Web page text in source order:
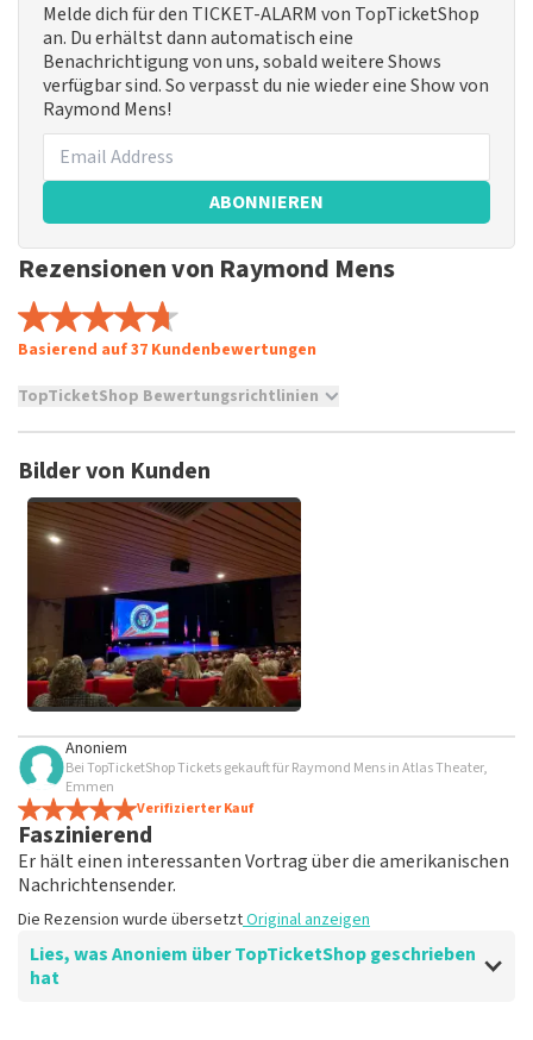
Melde dich für den TICKET-ALARM von TopTicketShop
an. Du erhältst dann automatisch eine
Benachrichtigung von uns, sobald weitere Shows
verfügbar sind. So verpasst du nie wieder eine Show von
Raymond Mens!
ABONNIEREN
Rezensionen von Raymond Mens
Basierend auf 37 Kundenbewertungen
TopTicketShop Bewertungsrichtlinien
Es ist nicht möglich, eine Bewertung abzugeben, wenn du
beleidigender Sprache und/oder falschen Angaben werden
nicht veröffentlicht. Es kann einige Wochen dauern, bis eine
Bewertung veröffentlicht wird.
Bilder von Kunden
anzeigen
Anoniem
Bei TopTicketShop Tickets gekauft für Raymond Mens in Atlas Theater,
Emmen
Verifizierter Kauf
Faszinierend
Er hält einen interessanten Vortrag über die amerikanischen
Nachrichtensender.
Die Rezension wurde übersetztOriginal anzeigen
Lies, was Anoniem über TopTicketShop geschrieben
hat